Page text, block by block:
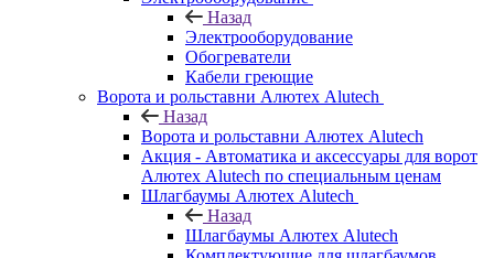
Назад
Электрооборудование
Обогреватели
Кабели греющие
Ворота и рольставни Алютех Alutech
Назад
Ворота и рольставни Алютех Alutech
Акция - Автоматика и аксессуары для ворот
Алютех Alutech по специальным ценам
Шлагбаумы Алютех Alutech
Назад
Шлагбаумы Алютех Alutech